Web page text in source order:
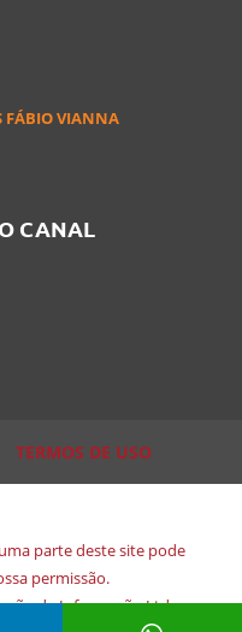
FÁBIO VIANNA
CANAL
TERMOS DE USO
parte deste site pode
permissão.
de Informação Ltda